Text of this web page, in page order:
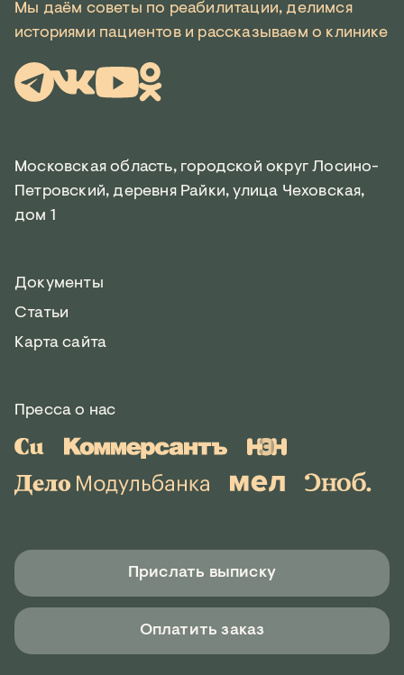
Мы даём советы по реабилитации, делимся
историями пациентов и рассказываем о клинике
Московская область, городской округ Лосино-
Петровский, деревня Райки, улица Чеховская,
дом 1
Документы
Статьи
Карта сайта
Пресса о нас
Прислать выписку
Оплатить заказ